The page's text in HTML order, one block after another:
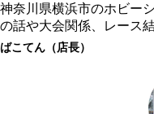
神奈川県横浜市のホビー
の話や大会関係、レース
ばこてん（店長）